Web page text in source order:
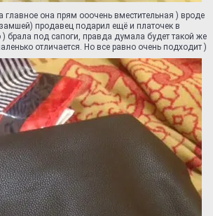
главное она прям ооочень вместительная ) вроде
продавец подарил ещё и платочек в
) брала под сапоги, правда думала будет такой же
отличается. Но все равно очень подходит )